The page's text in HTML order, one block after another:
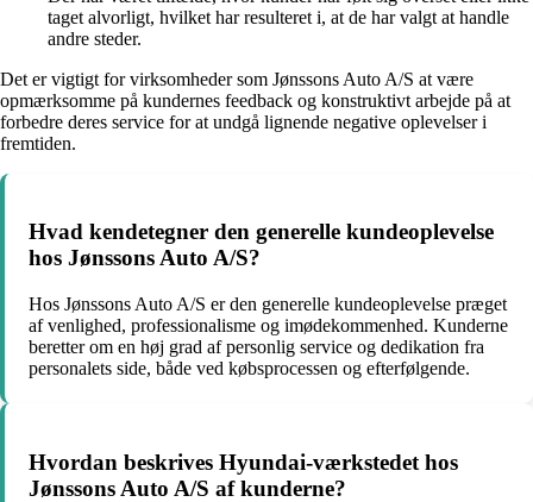
taget alvorligt, hvilket har resulteret i, at de har valgt at handle
andre steder.
Det er vigtigt for virksomheder som Jønssons Auto A/S at være
opmærksomme på kundernes feedback og konstruktivt arbejde på at
forbedre deres service for at undgå lignende negative oplevelser i
fremtiden.
Hvad kendetegner den generelle kundeoplevelse
hos Jønssons Auto A/S?
Hos Jønssons Auto A/S er den generelle kundeoplevelse præget
af venlighed, professionalisme og imødekommenhed. Kunderne
beretter om en høj grad af personlig service og dedikation fra
personalets side, både ved købsprocessen og efterfølgende.
Hvordan beskrives Hyundai-værkstedet hos
Jønssons Auto A/S af kunderne?